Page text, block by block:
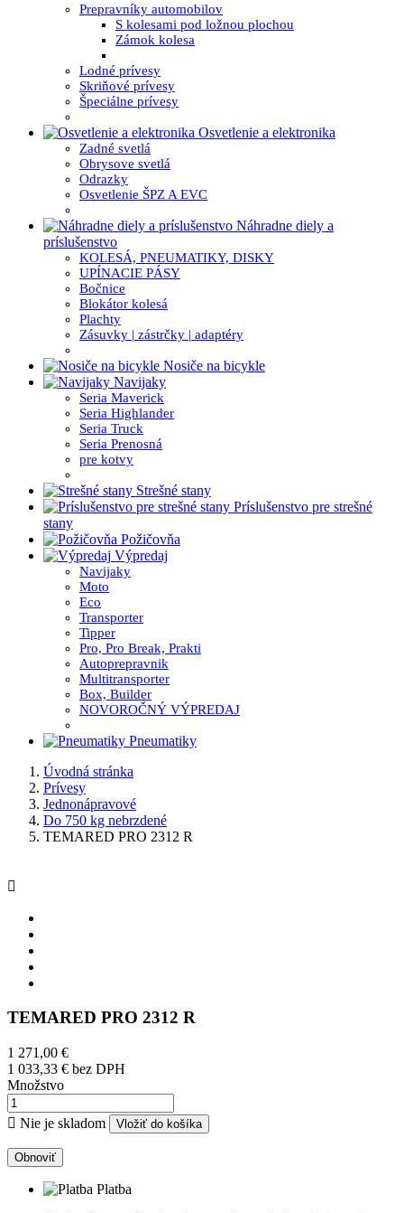
Prepravníky automobilov
S kolesami pod ložnou plochou
Zámok kolesa
Lodné prívesy
Skriňové prívesy
Špeciálne prívesy
Osvetlenie a elektronika
Zadné svetlá
Obrysove svetlá
Odrazky
Osvetlenie ŠPZ A EVC
Náhradne diely a
príslušenstvo
KOLESÁ, PNEUMATIKY, DISKY
UPÍNACIE PÁSY
Bočnice
Blokátor kolesá
Plachty
Zásuvky | zástrčky | adaptéry
Nosiče na bicykle
Navijaky
Seria Maverick
Seria Highlander
Seria Truck
Seria Prenosná
pre kotvy
Strešné stany
Príslušenstvo pre strešné
stany
Požičovňa
Výpredaj
Navijaky
Moto
Eco
Transporter
Tipper
Pro, Pro Break, Prakti
Autoprepravnik
Multitransporter
Box, Builder
NOVOROČNÝ VÝPREDAJ
Pneumatiky
Úvodná stránka
Prívesy
Jednonápravové
Do 750 kg nebrzdené
TEMARED PRO 2312 R

TEMARED PRO 2312 R
1 271,00 €
1 033,33 € bez DPH
Množstvo
 Nie je skladom Vložiť do košíka
Platba